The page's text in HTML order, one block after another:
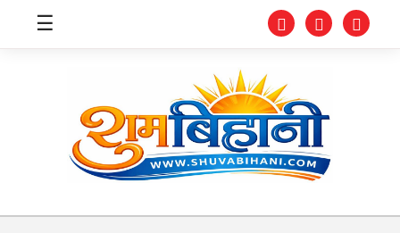
स्वास्थ्य
☰